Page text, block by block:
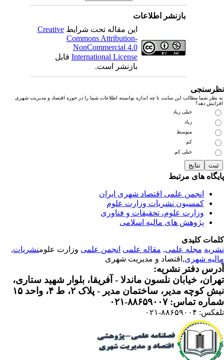
بازنشر اطلاعات
این مقاله تحت شرایطCreative
Commons Attribution-
NonCommercial 4.0
International Licenseقابل
بازنشر است.
نظر شما مطالب این سایت تا چه اندازه توانسته اطلاعات شما را در حوزه اقتصاد و مدیریت شهری
دهد؟
خیلی زیاد
زیاد
متوسط
خیلی کم
های مرتبط
انجمن علمی اقتصاد شهری ایران
کمسیون نشریات وزارت علوم
وزارت علوم، تحقیقات و فناوری
پژوهش های مالیه اسلامی
کلیدی
مجله علمی, مقاله علمی انجمن علمیوزارت علومنشریات,
شهری ,اقتصاد و مدیریت شهری
دفتر نشریه:
خیابان نلسون ماندلا - آفریقا، بلوار شهید ستاری،
کوچه مدیر، ساختمان مدیر - پلاک ۲، ط ۴، واحد ۱۵
تماس: ۸۸۶۵۹۰۰۷-۰۲۱
۸۸۶۵۹۰۰۴-۰۲۱